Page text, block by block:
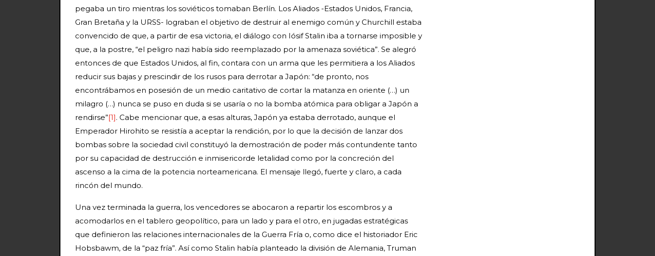
pegaba un tiro mientras los soviéticos tomaban Berlín. Los Aliados -Estados Unidos, Francia,
Gran Bretaña y la URSS- lograban el objetivo de destruir al enemigo común y Churchill estaba
convencido de que, a partir de esa victoria, el diálogo con Iósif Stalin iba a tornarse imposible y
que, a la postre, “el peligro nazi había sido reemplazado por la amenaza soviética”. Se alegró
entonces de que Estados Unidos, al fin, contara con un arma que les permitiera a los Aliados
reducir sus bajas y prescindir de los rusos para derrotar a Japón: “de pronto, nos
encontrábamos en posesión de un medio caritativo de cortar la matanza en oriente (…) un
milagro (…) nunca se puso en duda si se usaría o no la bomba atómica para obligar a Japón a
rendirse”[1]. Cabe mencionar que, a esas alturas, Japón ya estaba derrotado, aunque el
Emperador Hirohito se resistía a aceptar la rendición, por lo que la decisión de lanzar dos
bombas sobre la sociedad civil constituyó la demostración de poder más contundente tanto
por su capacidad de destrucción e inmisericorde letalidad como por la concreción del
ascenso a la cima de la potencia norteamericana. El mensaje llegó, fuerte y claro, a cada
rincón del mundo.
Una vez terminada la guerra, los vencedores se abocaron a repartir los escombros y a
acomodarlos en el tablero geopolítico, para un lado y para el otro, en jugadas estratégicas
que definieron las relaciones internacionales de la Guerra Fría o, como dice el historiador Eric
Hobsbawm, de la “paz fría”. Así como Stalin había planteado la división de Alemania, Truman